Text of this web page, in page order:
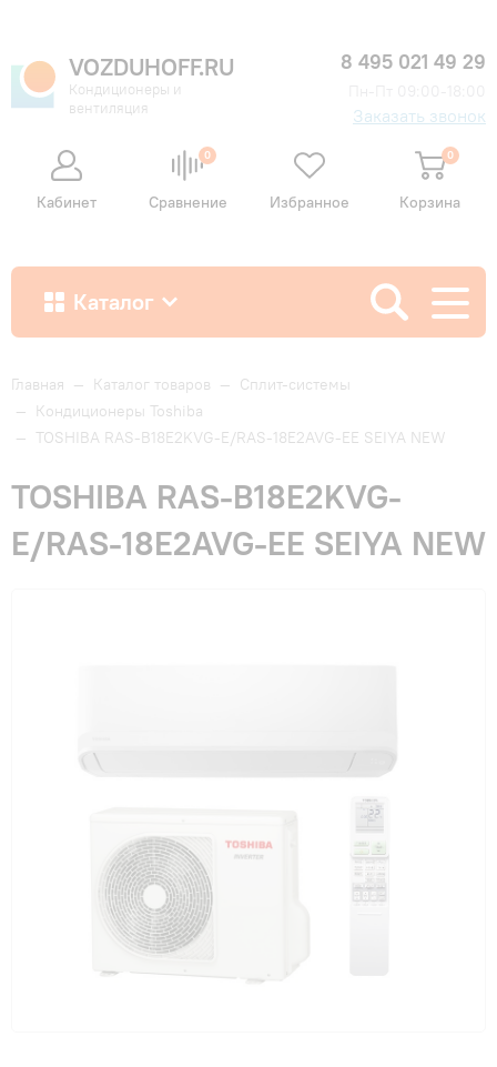
VOZDUHOFF.RU
Кондиционеры и
вентиляция
8 495 021 49 29
Заказать звонок
Кабинет
0
Сравнение Избранное
0
Корзина
Каталог
Как купить
Доставка и оплата
Гарантия и сервис
Главная — Каталог товаров — Сплит-системы
— Кондиционеры Toshiba
— TOSHIBA RAS-B18E2KVG-E/RAS-18E2AVG-EE SEIYA NEW
TOSHIBA RAS-B18E2KVG-
E/RAS-18E2AVG-EE SEIYA NEW